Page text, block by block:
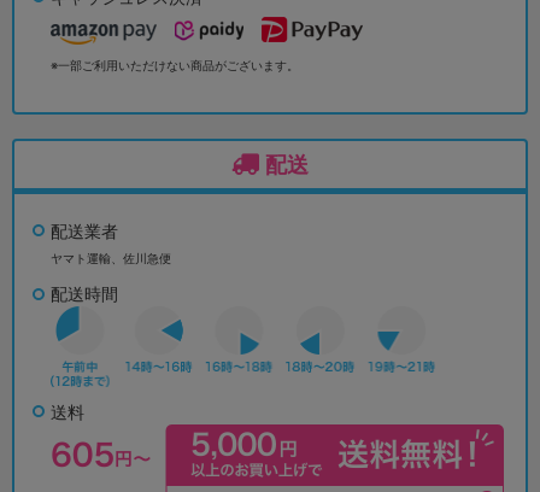
※一部ご利用いただけない商品がございます。
配送
配送業者
ヤマト運輸、佐川急便
配送時間
送料